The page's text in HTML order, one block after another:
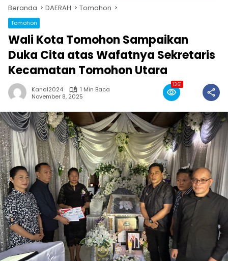
Beranda DAERAH Tomohon
Tomohon
Wali Kota Tomohon Sampaikan
Duka Cita atas Wafatnya Sekretaris
Kecamatan Tomohon Utara
Kanal2024
1 Min Baca
November 8, 2025
1361